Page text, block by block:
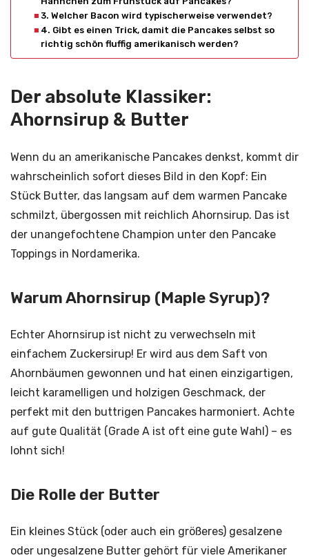
3. Welcher Bacon wird typischerweise verwendet?
4. Gibt es einen Trick, damit die Pancakes selbst so
richtig schön fluffig amerikanisch werden?
Der absolute Klassiker:
Ahornsirup & Butter
Wenn du an amerikanische Pancakes denkst, kommt dir
wahrscheinlich sofort dieses Bild in den Kopf: Ein
Stück Butter, das langsam auf dem warmen Pancake
schmilzt, übergossen mit reichlich Ahornsirup. Das ist
der unangefochtene Champion unter den Pancake
Toppings in Nordamerika.
Warum Ahornsirup (Maple Syrup)?
Echter Ahornsirup ist nicht zu verwechseln mit
einfachem Zuckersirup! Er wird aus dem Saft von
Ahornbäumen gewonnen und hat einen einzigartigen,
leicht karamelligen und holzigen Geschmack, der
perfekt mit den buttrigen Pancakes harmoniert. Achte
auf gute Qualität (Grade A ist oft eine gute Wahl) – es
lohnt sich!
Die Rolle der Butter
Ein kleines Stück (oder auch ein größeres) gesalzene
oder ungesalzene Butter gehört für viele Amerikaner